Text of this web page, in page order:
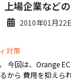
上場企業など
2010年01月22
対策
今回は、Orange
から 費用を抑え